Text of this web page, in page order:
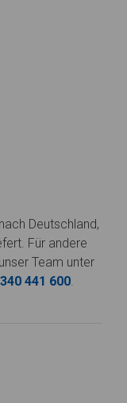
Deutschland,
Für andere
Team unter
441 600.